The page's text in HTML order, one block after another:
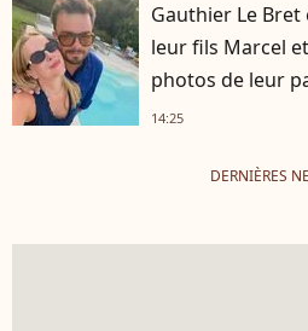
Gauthier Le Bret
leur fils Marcel
photos de leur
14:25
DERNIÈRES